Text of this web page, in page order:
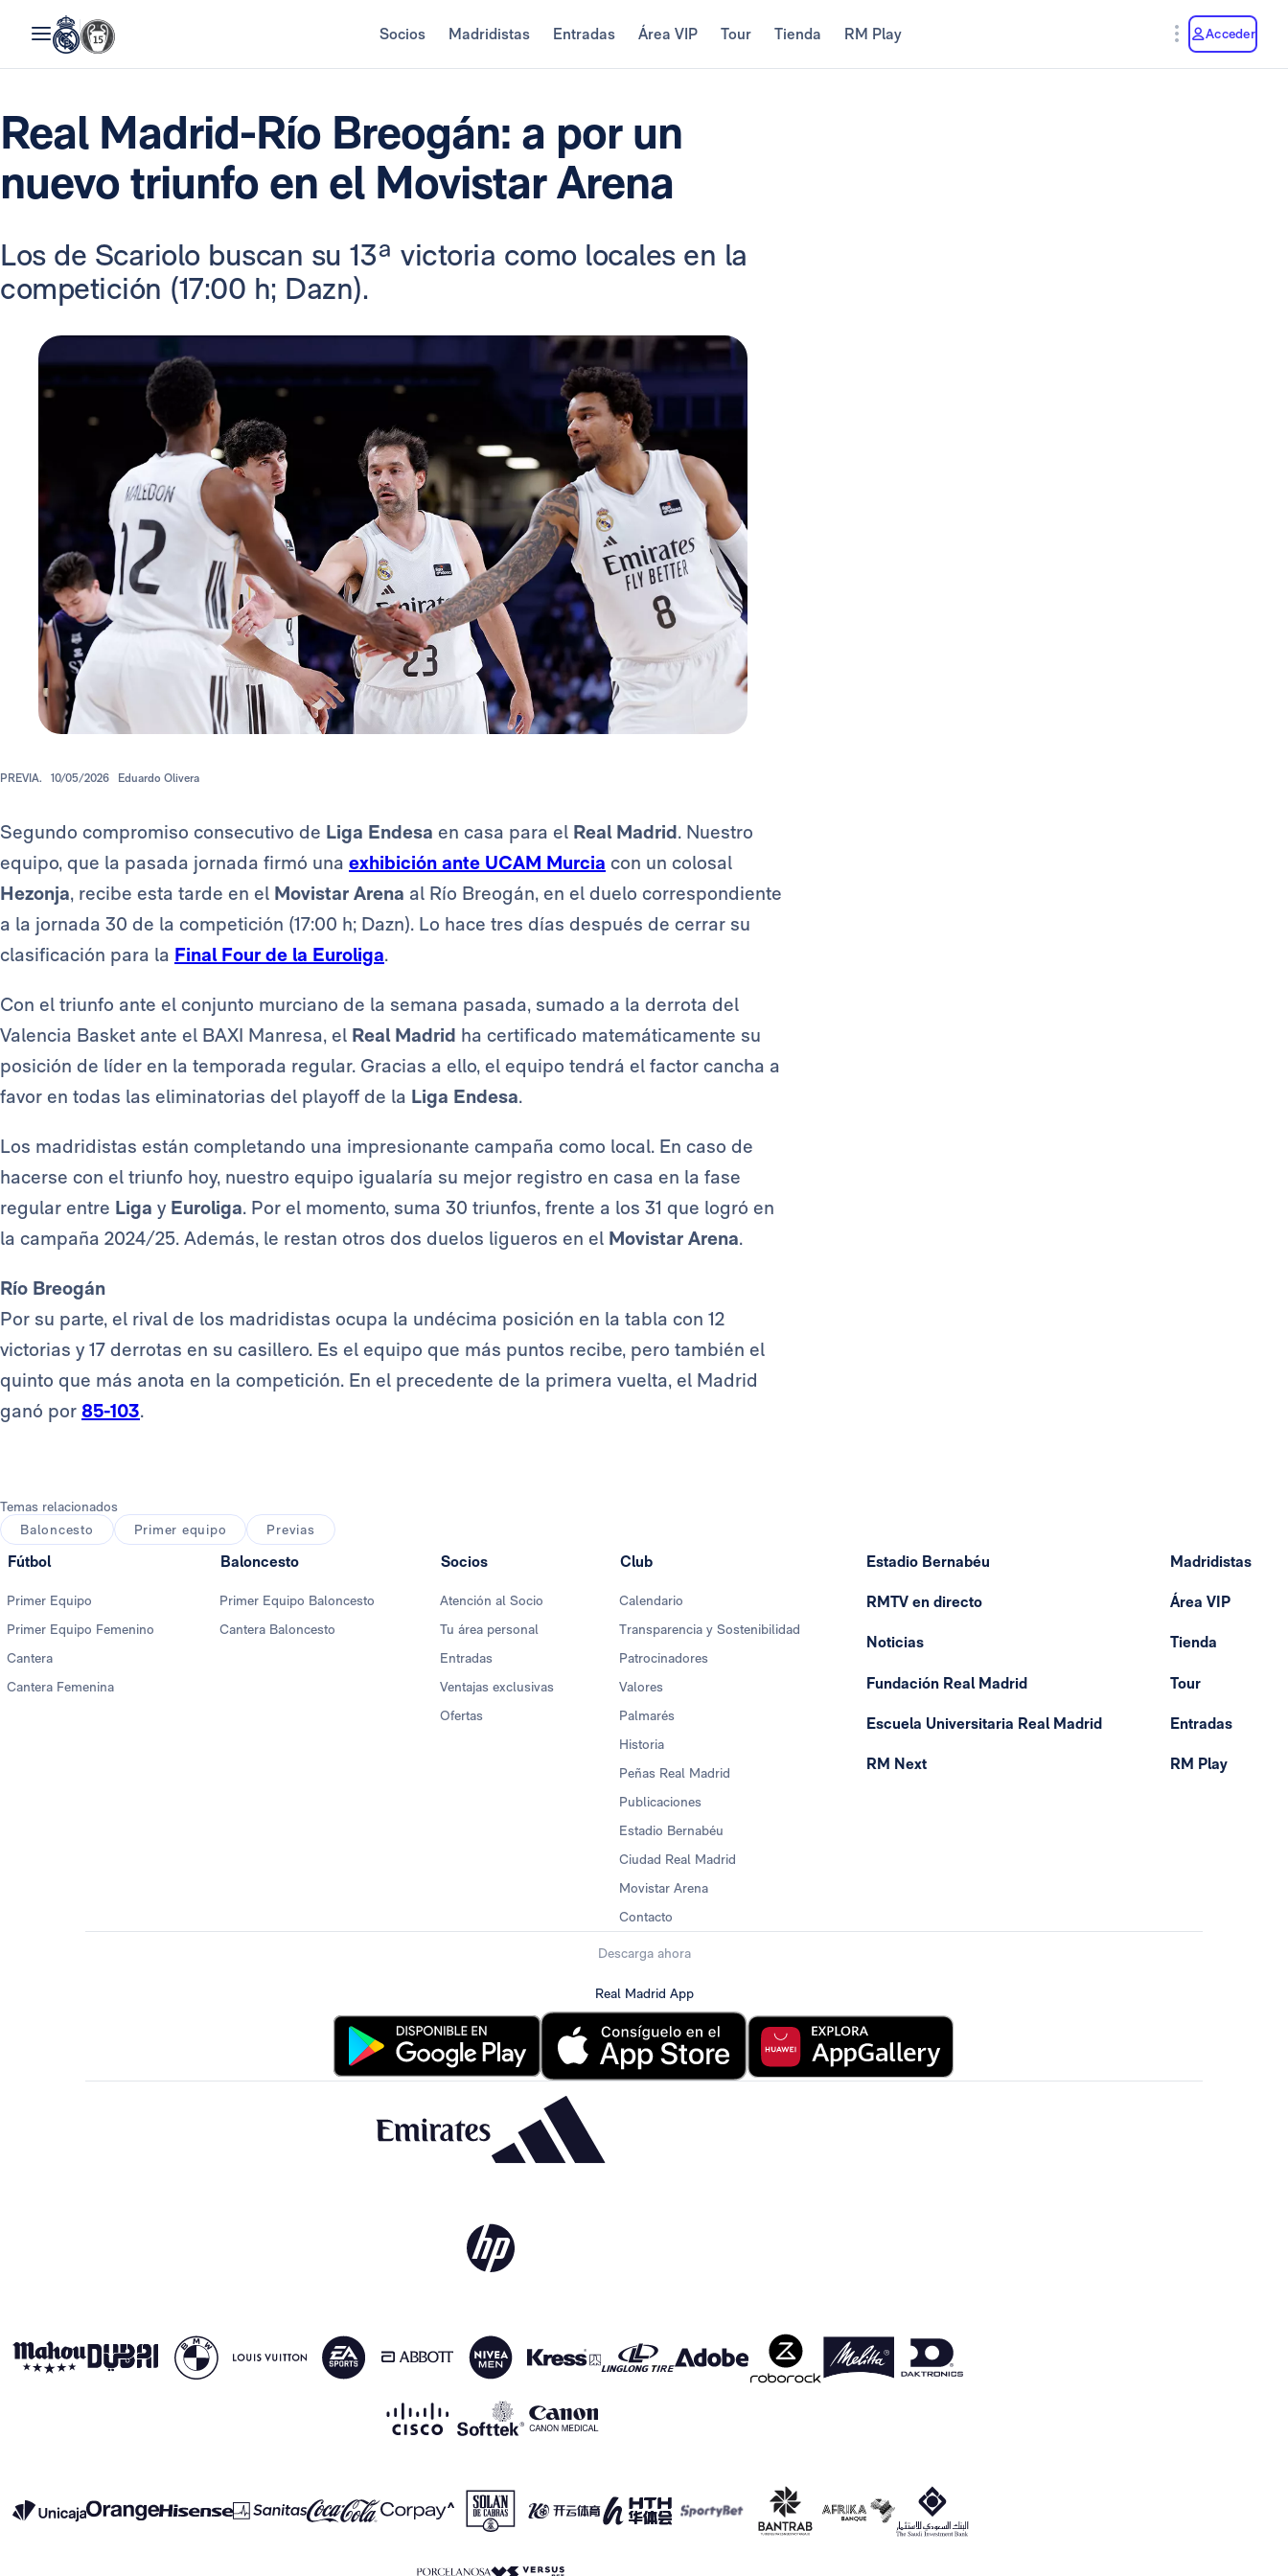
Socios Madridistas Entradas Área VIP Tour Tienda RM Play Acceder
Real Madrid-Río Breogán: a por un
nuevo triunfo en el Movistar Arena
Los de Scariolo buscan su 13ª victoria como locales en la
competición (17:00 h; Dazn).
PREVIA. 10/05/2026 Eduardo Olivera
Segundo compromiso consecutivo de Liga Endesa en casa para el Real Madrid. Nuestro
equipo, que la pasada jornada firmó una exhibición ante UCAM Murcia con un colosal
Hezonja, recibe esta tarde en el Movistar Arena al Río Breogán, en el duelo correspondiente
a la jornada 30 de la competición (17:00 h; Dazn). Lo hace tres días después de cerrar su
clasificación para la Final Four de la Euroliga.
Con el triunfo ante el conjunto murciano de la semana pasada, sumado a la derrota del
Valencia Basket ante el BAXI Manresa, el Real Madrid ha certificado matemáticamente su
posición de líder en la temporada regular. Gracias a ello, el equipo tendrá el factor cancha a
favor en todas las eliminatorias del playoff de la Liga Endesa.
Los madridistas están completando una impresionante campaña como local. En caso de
hacerse con el triunfo hoy, nuestro equipo igualaría su mejor registro en casa en la fase
regular entre Liga y Euroliga. Por el momento, suma 30 triunfos, frente a los 31 que logró en
la campaña 2024/25. Además, le restan otros dos duelos ligueros en el Movistar Arena.
Río Breogán
Por su parte, el rival de los madridistas ocupa la undécima posición en la tabla con 12
victorias y 17 derrotas en su casillero. Es el equipo que más puntos recibe, pero también el
quinto que más anota en la competición. En el precedente de la primera vuelta, el Madrid
ganó por 85-103.
Temas relacionados
Baloncesto
Primer equipo Previas
Fútbol
Primer Equipo
Primer Equipo Femenino
Cantera
Cantera Femenina
Baloncesto
Primer Equipo Baloncesto
Cantera Baloncesto
Socios
Atención al Socio
Tu área personal
Entradas
Ventajas exclusivas
Ofertas
Club
Calendario
Transparencia y Sostenibilidad
Patrocinadores
Valores
Palmarés
Historia
Peñas Real Madrid
Publicaciones
Estadio Bernabéu
Ciudad Real Madrid
Movistar Arena
Contacto
Estadio Bernabéu
RMTV en directo
Noticias
Fundación Real Madrid
Escuela Universitaria Real Madrid
RM Next
Madridistas
Área VIP
Tienda
Tour
Entradas
RM Play
Descarga ahora
Real Madrid App